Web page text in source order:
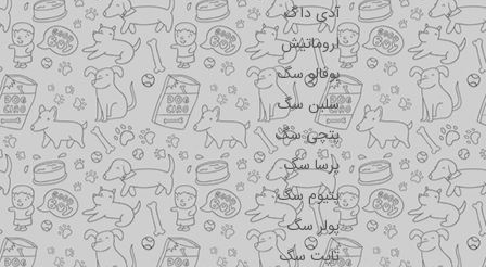
آدی داگ
اروماتیش
بوفالو سگ
سلبن سگ
پتچی سگ
پرسا سگ
پتیوم سگ
پولر سگ
تاپت سگ